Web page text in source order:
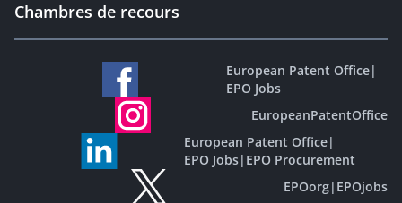
Chambres de recours
European Patent Office|
EPO Jobs
EuropeanPatentOffice
European Patent Office|
EPO Jobs| EPO Procurement
EPOorg| EPOjobs